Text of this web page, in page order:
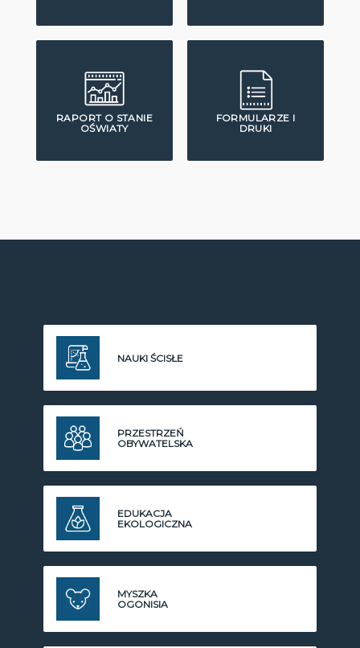
RAPORT O STANIE
OŚWIATY
FORMULARZE I
DRUKI
NAUKI ŚCISŁE
PRZESTRZEŃ
OBYWATELSKA
EDUKACJA
EKOLOGICZNA
MYSZKA
OGONISIA